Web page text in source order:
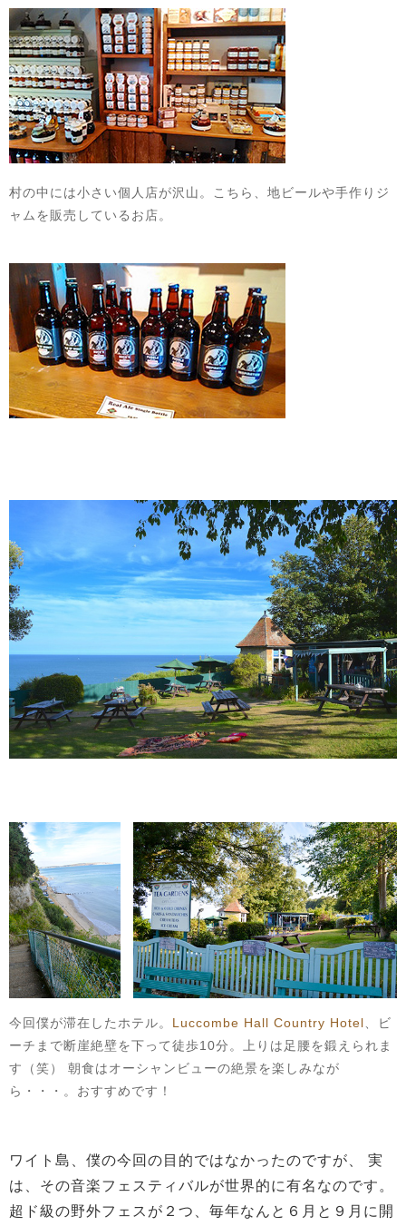
村の中には小さい個人店が沢山。こちら、地ビールや手作りジ
ャムを販売しているお店。
今回僕が滞在したホテル。 Luccombe Hall Country Hotel、ビ
ーチまで断崖絶壁を下って徒歩10分。上りは足腰を鍛えられま
す（笑） 朝食はオーシャンビューの絶景を楽しみなが
ら・・・。おすすめです！
ワイト島、僕の今回の目的ではなかったのですが、 実
は、その音楽フェスティバルが世界的に有名なのです。
超ド級の野外フェスが２つ、毎年なんと６月と９月に開